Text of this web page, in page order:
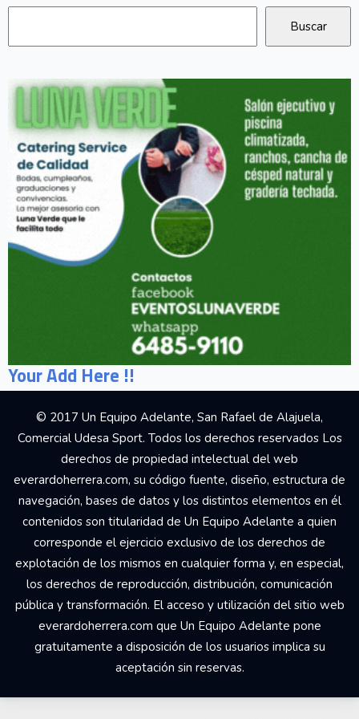
Your Add Here !!
© 2017 Un Equipo Adelante, San Rafael de Alajuela,
Comercial Udesa Sport. Todos los derechos reservados Los
derechos de propiedad intelectual del web
everardoherrera.com, su código fuente, diseño, estructura de
navegación, bases de datos y los distintos elementos en él
contenidos son titularidad de Un Equipo Adelante a quien
corresponde el ejercicio exclusivo de los derechos de
explotación de los mismos en cualquier forma y, en especial,
los derechos de reproducción, distribución, comunicación
pública y transformación. El acceso y utilización del sitio web
everardoherrera.com que Un Equipo Adelante pone
gratuitamente a disposición de los usuarios implica su
aceptación sin reservas.